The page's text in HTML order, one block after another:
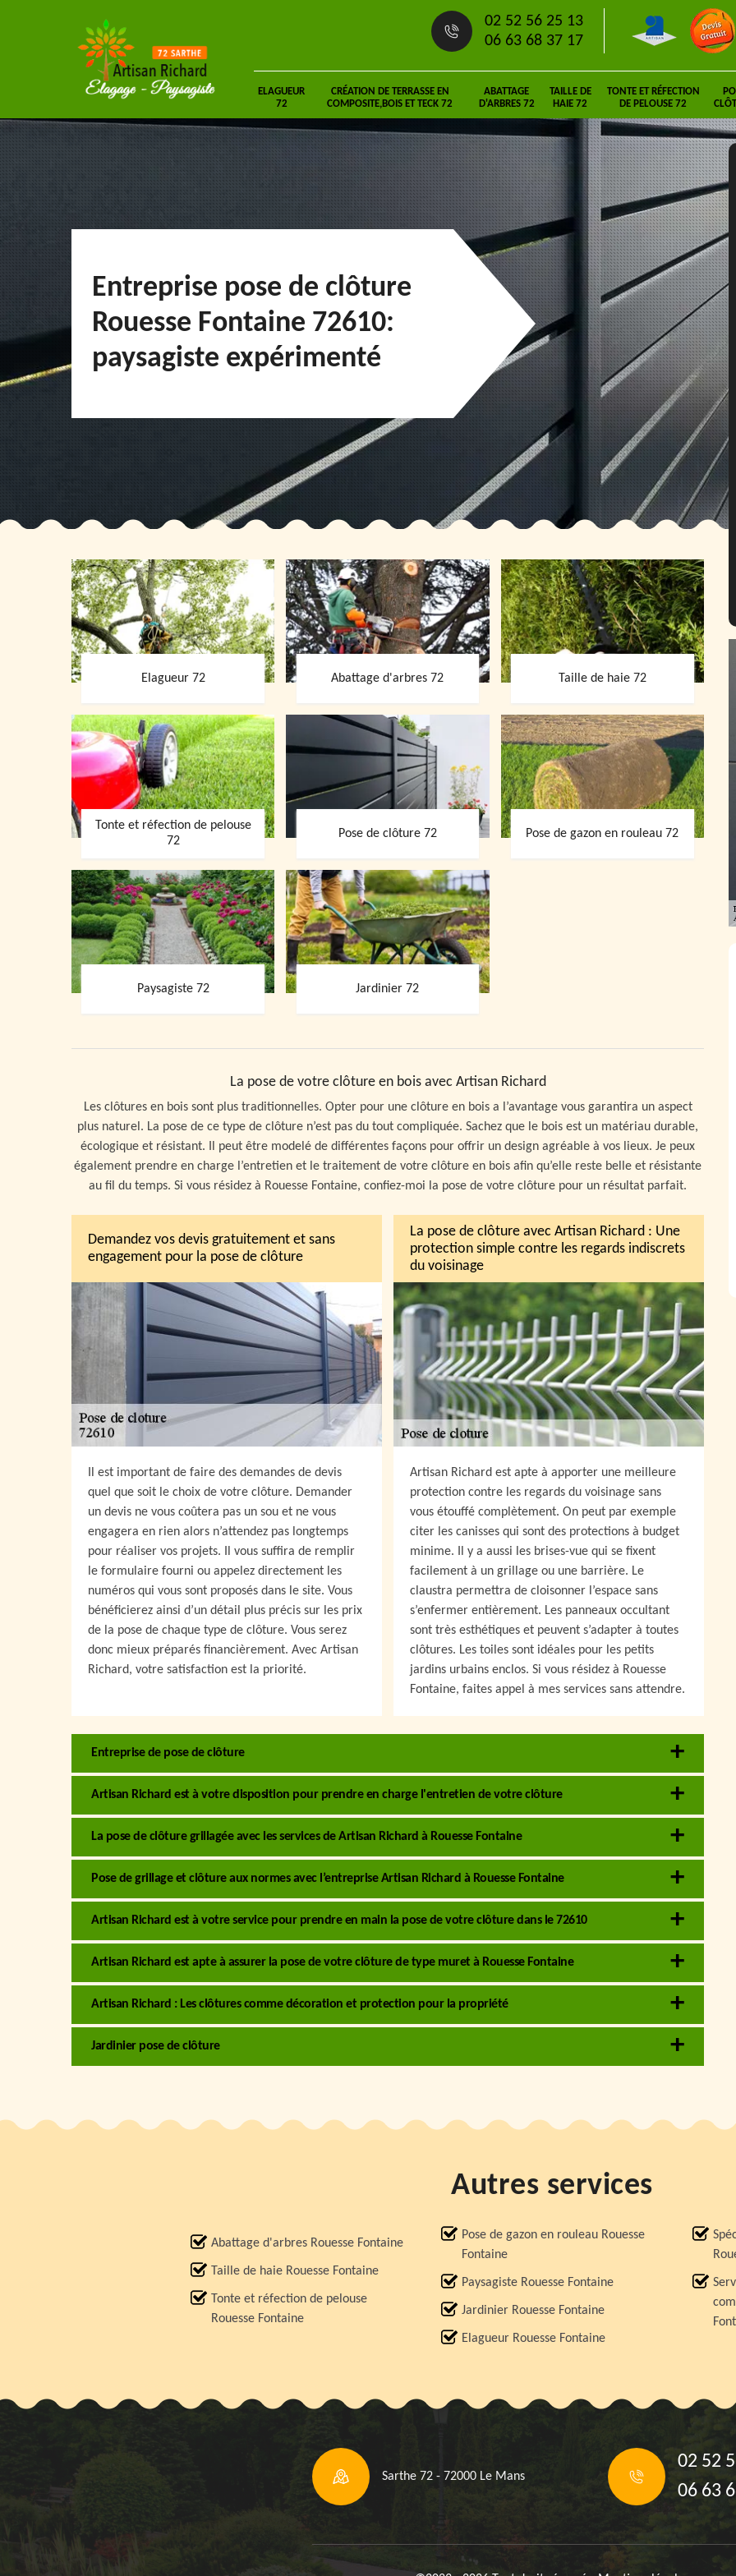
02 52 56 25 13
06 63 68 37 17
ELAGUEUR
72
CRÉATION DE TERRASSE EN
COMPOSITE,BOIS ET TECK 72
ABATTAGE
D'ARBRES 72
TAILLE DE
HAIE 72
TONTE ET RÉFECTION
DE PELOUSE 72
Entreprise pose de clôture
Rouesse Fontaine 72610:
paysagiste expérimenté
Elagueur 72 Abattage d'arbres 72 Taille de haie 72
Tonte et réfection de pelouse
72
Pose de clôture 72 Pose de gazon en rouleau 72
Paysagiste 72 Jardinier 72
La pose de votre clôture en bois avec Artisan Richard
Les clôtures en bois sont plus traditionnelles. Opter pour une clôture en bois a l’avantage vous garantira un aspect
plus naturel. La pose de ce type de clôture n’est pas du tout compliquée. Sachez que le bois est un matériau durable,
écologique et résistant. Il peut être modelé de différentes façons pour offrir un design agréable à vos lieux. Je peux
également prendre en charge l’entretien et le traitement de votre clôture en bois afin qu’elle reste belle et résistante
au fil du temps. Si vous résidez à Rouesse Fontaine, confiez-moi la pose de votre clôture pour un résultat parfait.
Demandez vos devis gratuitement et sans
engagement pour la pose de clôture
Il est important de faire des demandes de devis
quel que soit le choix de votre clôture. Demander
un devis ne vous coûtera pas un sou et ne vous
engagera en rien alors n’attendez pas longtemps
pour réaliser vos projets. Il vous suffira de remplir
le formulaire fourni ou appelez directement les
numéros qui vous sont proposés dans le site. Vous
bénéficierez ainsi d’un détail plus précis sur les prix
de la pose de chaque type de clôture. Vous serez
donc mieux préparés financièrement. Avec Artisan
Richard, votre satisfaction est la priorité.
La pose de clôture avec Artisan Richard : Une
protection simple contre les regards indiscrets
du voisinage
Artisan Richard est apte à apporter une meilleure
protection contre les regards du voisinage sans
vous étouffé complètement. On peut par exemple
citer les canisses qui sont des protections à budget
minime. Il y a aussi les brises-vue qui se fixent
facilement à un grillage ou une barrière. Le
claustra permettra de cloisonner l’espace sans
s’enfermer entièrement. Les panneaux occultant
sont très esthétiques et peuvent s’adapter à toutes
clôtures. Les toiles sont idéales pour les petits
jardins urbains enclos. Si vous résidez à Rouesse
Fontaine, faites appel à mes services sans attendre.
Entreprise de pose de clôture
Artisan Richard est à votre disposition pour prendre en charge l'entretien de votre clôture
La pose de clôture grillagée avec les services de Artisan Richard à Rouesse Fontaine
Pose de grillage et clôture aux normes avec l’entreprise Artisan Richard à Rouesse Fontaine
Artisan Richard est à votre service pour prendre en main la pose de votre clôture dans le 72610
Artisan Richard est apte à assurer la pose de votre clôture de type muret à Rouesse Fontaine
Artisan Richard : Les clôtures comme décoration et protection pour la propriété
Jardinier pose de clôture
Autres services
Abattage d'arbres Rouesse Fontaine
Taille de haie Rouesse Fontaine
Tonte et réfection de pelouse
Rouesse Fontaine
Pose de gazon en rouleau Rouesse
Fontaine
Paysagiste Rouesse Fontaine
Jardinier Rouesse Fontaine
Elagueur Rouesse Fontaine
Sarthe 72 - 72000 Le Mans
02 52
06 63